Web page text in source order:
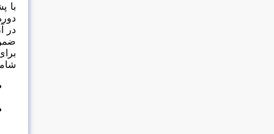
با
در